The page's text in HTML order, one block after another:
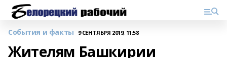
События и факты 9 СЕНТЯБРЯ 2019, 11:58
Жителям Башкирии